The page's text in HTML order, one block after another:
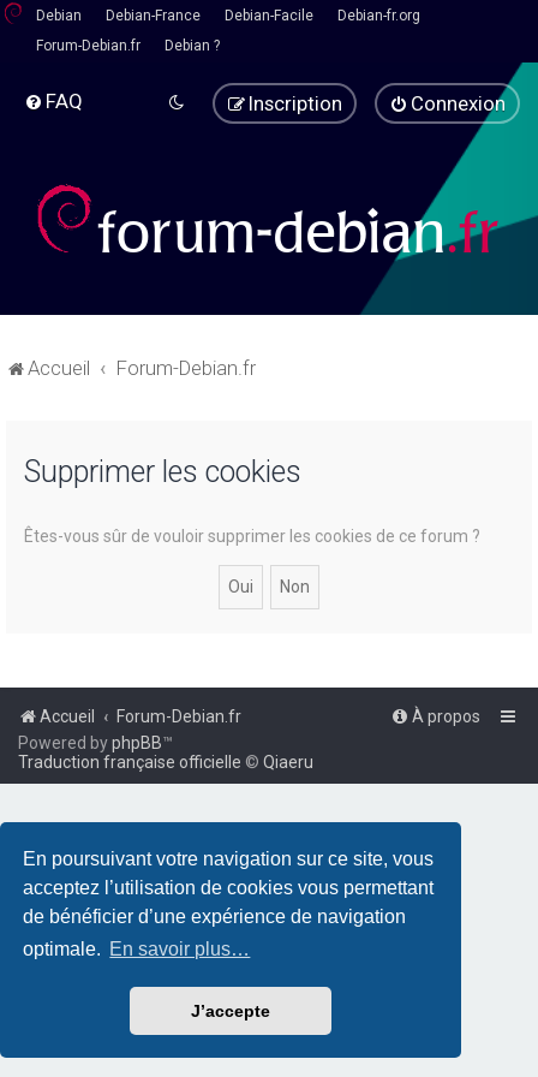
En poursuivant votre navigation sur ce site, vous
acceptez l’utilisation de cookies vous permettant
de bénéficier d’une expérience de navigation
optimale. En savoir plus…
J’accepte
Debian Debian-France Debian-Facile
Debian-fr.org
Forum-Debian.fr
Debian ?
FAQ Connexion
Inscription
Accueil Forum-Debian.fr
Supprimer les cookies
Êtes-vous sûr de vouloir supprimer les cookies de ce forum ?
Accueil Forum-Debian.fr
À propos
Powered byphpBB™
Traduction française officielle © Qiaeru